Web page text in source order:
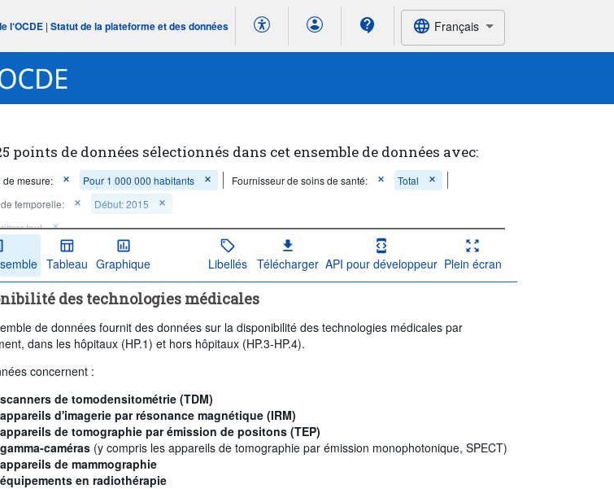
l‘OCDE |Statut de la plateforme et des données Français
points de données sélectionnés dans cet ensemble de données avec:
de mesure: Pour 1 000 000 habitants Fournisseur de soins de santé:
Total
temporelle:
Début: 2015
tout
Tableau Graphique Libellés Télécharger API pour développeur Plein écran
des technologies médicales
de données fournit des données sur la disponibilité des technologies médicales par
dans les hôpitaux (HP.1) et hors hôpitaux (HP.3-HP.4).
concernent :
de tomodensitométrie (TDM)
d'imagerie par résonance magnétique (IRM)
de tomographie par émission de positons (TEP)
caméras (y compris les appareils de tomographie par émission monophotonique, SPECT)
de mammographie
en radiothérapie